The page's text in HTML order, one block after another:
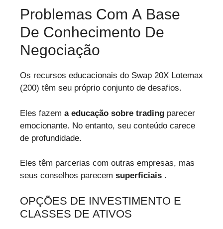
Problemas Com A Base
De Conhecimento De
Negociação
Os recursos educacionais do Swap 20X Lotemax
(200) têm seu próprio conjunto de desafios.
Eles fazem a educação sobre trading parecer
emocionante. No entanto, seu conteúdo carece
de profundidade.
Eles têm parcerias com outras empresas, mas
seus conselhos parecem superficiais .
OPÇÕES DE INVESTIMENTO E
CLASSES DE ATIVOS